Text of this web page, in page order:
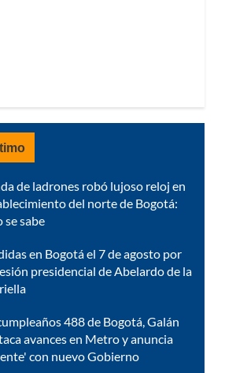
de ladrones robó lujoso reloj en
del norte de Bogotá:
se sabe
en Bogotá el 7 de agosto por
presidencial de Abelardo de la
488 de Bogotá, Galán
avances en Metro y anuncia
con nuevo Gobierno